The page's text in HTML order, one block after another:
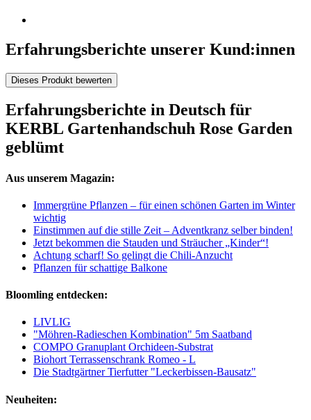
Erfahrungsberichte unserer Kund:innen
Dieses Produkt bewerten
Erfahrungsberichte in Deutsch für
KERBL Gartenhandschuh Rose Garden
geblümt
Aus unserem Magazin:
Immergrüne Pflanzen – für einen schönen Garten im Winter
wichtig
Einstimmen auf die stille Zeit – Adventkranz selber binden!
Jetzt bekommen die Stauden und Sträucher „Kinder“!
Achtung scharf! So gelingt die Chili-Anzucht
Pflanzen für schattige Balkone
Bloomling entdecken:
LIVLIG
"Möhren-Radieschen Kombination" 5m Saatband
COMPO Granuplant Orchideen-Substrat
Biohort Terrassenschrank Romeo - L
Die Stadtgärtner Tierfutter "Leckerbissen-Bausatz"
Neuheiten: